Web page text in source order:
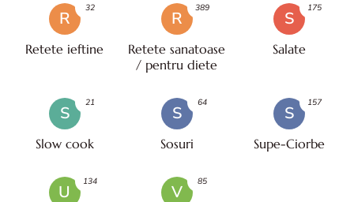
R
Retete ieftine
32
R
Retete sanatoase
/ pentru diete
389
S
Salate
175
S
Slow cook
21
S
Sosuri
64
S
Supe-Ciorbe
157
U
134
V
85